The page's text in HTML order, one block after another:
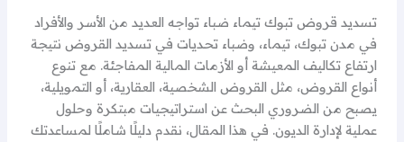
تسديد قروض تبوك تيماء ضباء تواجه العديد من الأسر والأفراد
في مدن تبوك، تيماء، وضباء تحديات في تسديد القروض نتيجة
ارتفاع تكاليف المعيشة أو الأزمات المالية المفاجئة. مع تنوع
أنواع القروض، مثل القروض الشخصية، العقارية، أو التمويلية،
يصبح من الضروري البحث عن استراتيجيات مبتكرة وحلول
عملية لإدارة الديون. في هذا المقال، نقدم دليلًا شاملًا لمساعدتك